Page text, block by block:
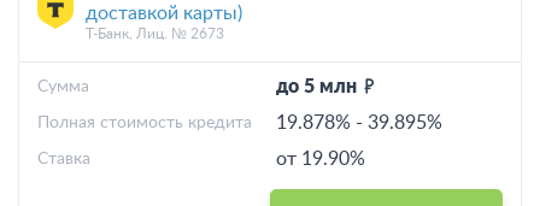
доставкой карты)
Т-Банк, Лиц. № 2673
до 5 млн
Cумма
19.878% - 39.895%
Полная стоимость кредита
от 19.90%
Ставка